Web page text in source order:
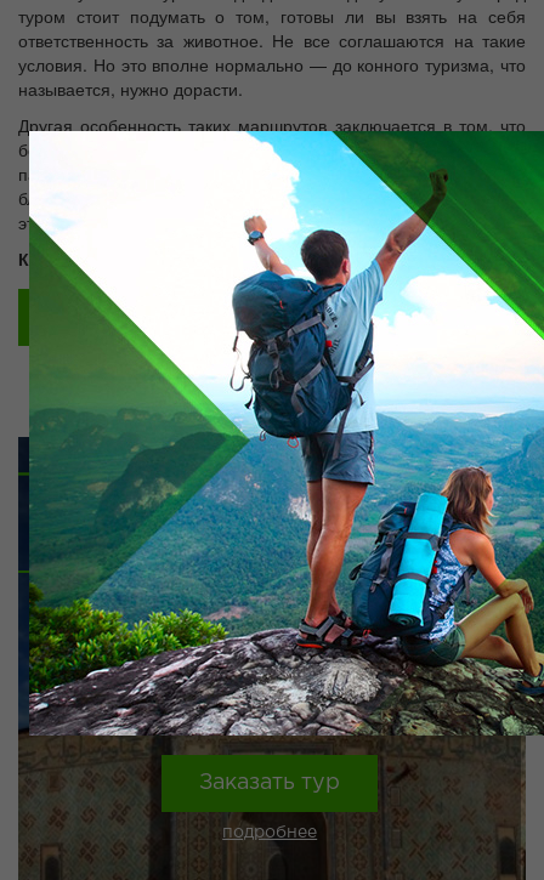
туром стоит подумать о том, готовы ли вы взять на себя
ответственность за животное. Не все соглашаются на такие
условия. Но это вполне нормально — до конного туризма, что
называется, нужно дорасти.
Другая особенность таких маршрутов заключается в том, что
большинство проходит по заповедникам и национальным
паркам, горным и лесным тропам. Это хорошая возможность
близко познакомиться с природой разных мест, изучить ее. В
этом конные туры выгоднее, чем, например, автомобильные.
Конные туры в сайрам угаме 10000 тенге/час
Заказать тур
ТУР ПО ТУРКЕСТАНСКОЙ ОБЛАСТИ ДЛЯ
СТУДЕНТОВ
от 16000 тг.
Заказать тур
подробнее